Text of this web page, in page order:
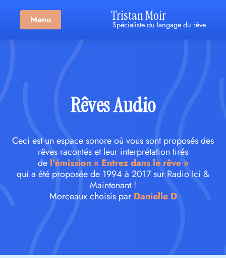
Menu Tristan Moir
Spécialiste du langage du rêve
Rêves Audio
Ceci est un espace sonore où vous sont proposés des
rêves racontés et leur interprétation tirés
de l’émission « Entrez dans le rêve »
qui a été proposée de 1994 à 2017 sur Radio Ici &
Maintenant !
Morceaux choisis par Danielle D